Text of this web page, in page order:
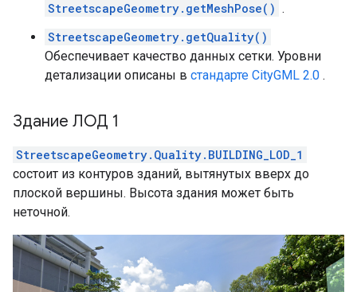
StreetscapeGeometry.getMeshPose() .
StreetscapeGeometry.getQuality()
Обеспечивает качество данных сетки. Уровни
детализации описаны в стандарте CityGML 2.0 .
Здание ЛОД 1
StreetscapeGeometry.Quality.BUILDING_LOD_1
состоит из контуров зданий, вытянутых вверх до
плоской вершины. Высота здания может быть
неточной.